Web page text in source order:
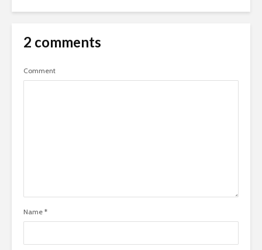
2 comments
Comment
Name *